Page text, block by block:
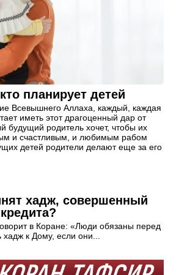
планирует детей
Всевышнего Аллаха, каждый, каждая
иметь этот драгоценный дар от
будущий родитель хочет, чтобы их
и счастливым, и любимым рабом
детей родители делают еще за его
хадж, совершенный
в Коране: «Люди обязаны перед
к Дому, если они...